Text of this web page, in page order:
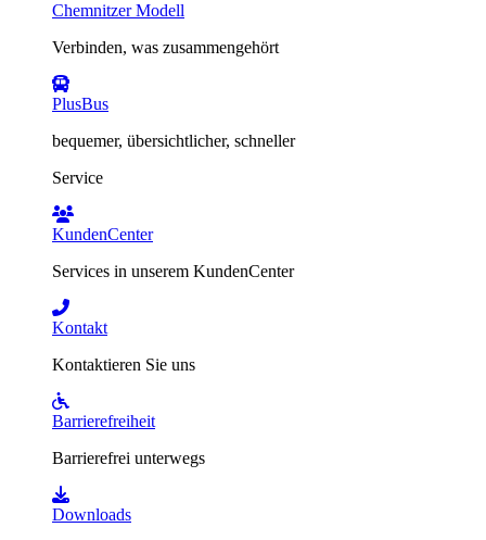
Chemnitzer Modell
Verbinden, was zusammengehört
PlusBus
bequemer, übersichtlicher, schneller
Service
KundenCenter
Services in unserem KundenCenter
Kontakt
Kontaktieren Sie uns
Barrierefreiheit
Barrierefrei unterwegs
Downloads